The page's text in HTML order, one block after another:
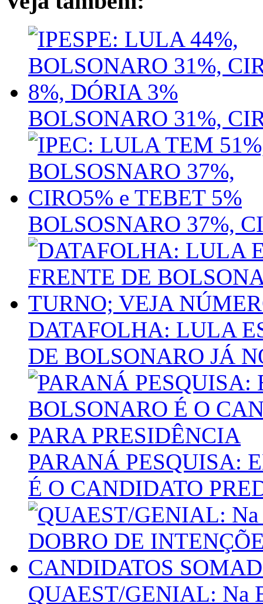
BOLSONARO 31%,
BOLSOSNARO 37%,
DATAFOLHA: LULA
DE BOLSONARO JÁ
PARANÁ PESQUISA:
É O CANDIDATO
QUAEST/GENIAL: